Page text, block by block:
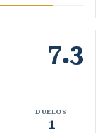
7.3
DUELOS
1